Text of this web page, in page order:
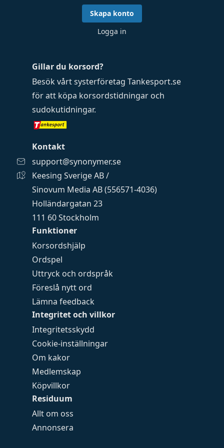
Funktioner
Korsordshjälp
Ordspel
Uttryck och ordspråk
Föreslå nytt ord
Lämna feedback
Integritet och villkor
Integritetsskydd
Cookie-inställningar
Om kakor
Medlemskap
Köpvillkor
Residuum
Allt om oss
Annonsera
Gillar du korsord?
Besök vårt systerföretag Tankesport.se
för att köpa korsordstidningar och
sudokutidningar.
Kontakt
support@synonymer.se
Keesing Sverige AB /
Sinovum Media AB (556571-4036)
Holländargatan 23
111 60 Stockholm
Skapa konto
Logga in